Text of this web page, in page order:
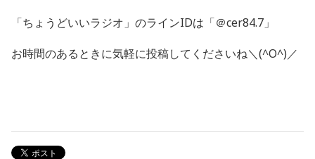
「ちょうどいいラジオ」のラインIDは「＠cer84.7」
お時間のあるときに気軽に投稿してくださいね＼(^O^)／